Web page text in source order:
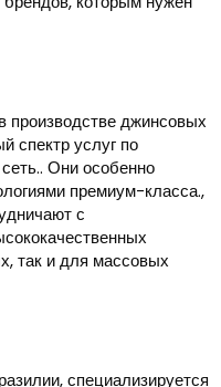
производстве джинсовых
спектр услуг по
Они особенно
премиум-класса.,
с
так и для массовых
специализируется